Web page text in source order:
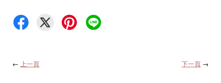
← 上一頁 下一頁 →